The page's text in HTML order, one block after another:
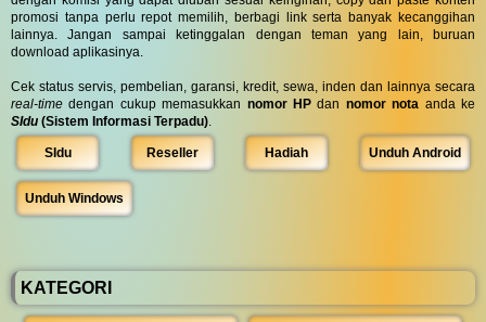
promosi tanpa perlu repot memilih, berbagi link serta banyak kecanggihan
lainnya. Jangan sampai ketinggalan dengan teman yang lain, buruan
download aplikasinya.
Cek status servis, pembelian, garansi, kredit, sewa, inden dan lainnya secara
real-time dengan cukup memasukkan nomor HP dan nomor nota anda ke
SIdu (Sistem Informasi Terpadu).
SIdu Reseller Hadiah Unduh Android
Unduh Windows
KATEGORI